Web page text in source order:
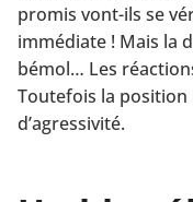
promis vont-ils se
immédiate ! Mais la
bémol… Les
Toutefois la position
d’agressivité.